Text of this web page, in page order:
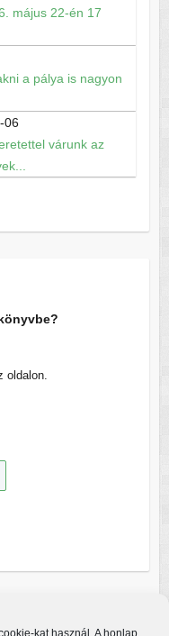
kat használ. A honlap
május 22-én 17
a pálya is nagyon
06
várunk az
oldalon.